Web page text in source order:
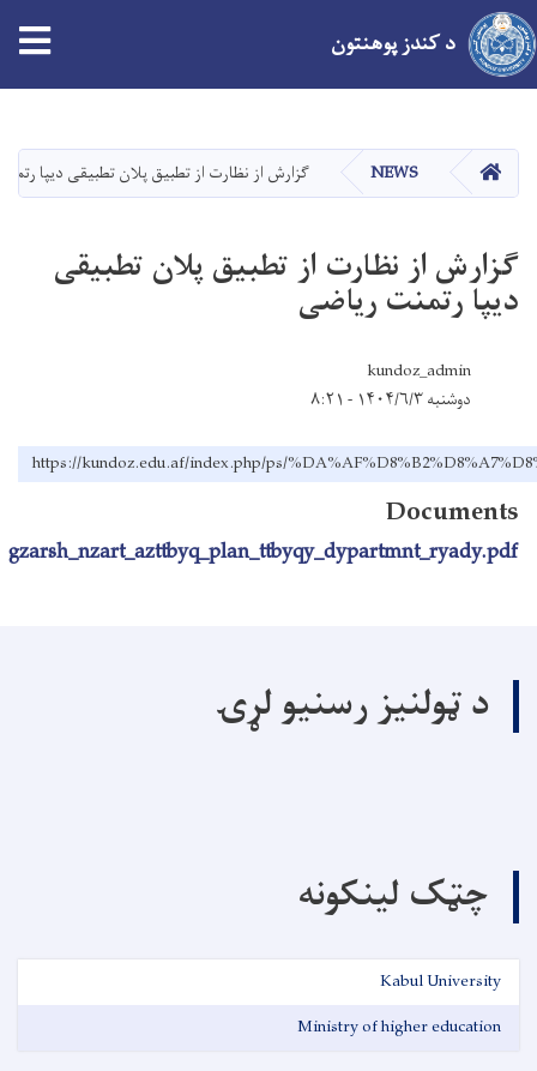
دانګل
د کندز پوهنتون
کور NEWS گزارش از نظارت از تطبیق پلان تطبیقی دیپا
گزارش از نظارت از تطبیق پلان تطبیقی
دیپا رتمنت ریاضی
kundoz_admin
دوشنبه ۱۴۰۴/۶/۳ - ۸:۲۱
https://kundoz.edu.af/index.php/ps/
Documents
gzarsh_nzart_azttbyq_plan_ttbyqy_dypartmnt_ryady.pdf
د ټولنیز رسنیو لړۍ
چټک لینکونه
Kabul University
Ministry of higher education